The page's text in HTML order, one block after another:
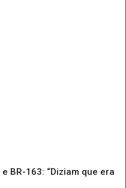
BR-163: “Diziam que era